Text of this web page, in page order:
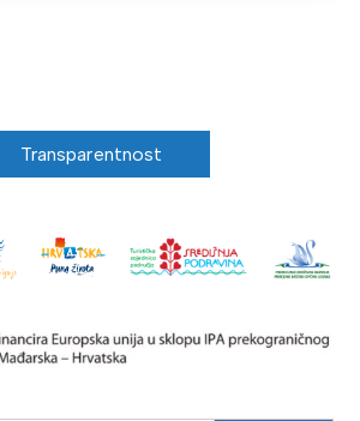
Transparentnost